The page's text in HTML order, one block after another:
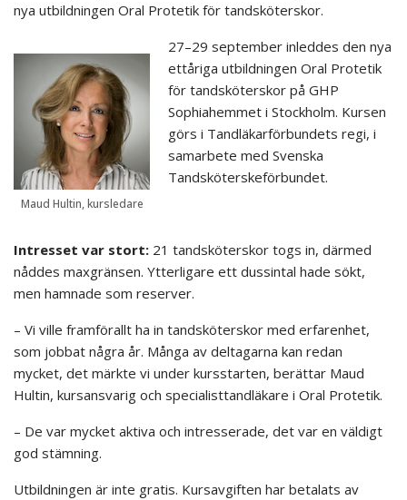
nya utbildningen Oral Protetik för tandsköterskor.
Maud Hultin, kursledare
27–29 september inleddes den nya
ettåriga utbildningen Oral Protetik
för tandsköterskor på GHP
Sophiahemmet i Stockholm. Kursen
görs i Tandläkarförbundets regi, i
samarbete med Svenska
Tandsköterskeförbundet.
Intresset var stort: 21 tandsköterskor togs in, därmed
nåddes maxgränsen. Ytterligare ett dussintal hade sökt,
men hamnade som reserver.
– Vi ville framförallt ha in tandsköterskor med erfarenhet,
som jobbat några år. Många av deltagarna kan redan
mycket, det märkte vi under kursstarten, berättar Maud
Hultin, kursansvarig och specialisttandläkare i Oral Protetik.
– De var mycket aktiva och intresserade, det var en väldigt
god stämning.
Utbildningen är inte gratis. Kursavgiften har betalats av